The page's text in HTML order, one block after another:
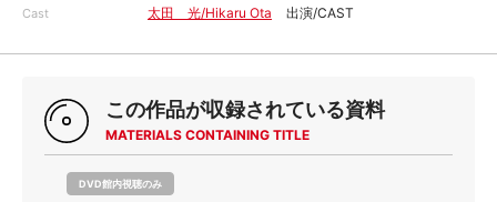
Cast
太田 光/Hikaru Ota
出演/CAST
この作品が収録されている資料
MATERIALS CONTAINING TITLE
DVD館内視聴のみ